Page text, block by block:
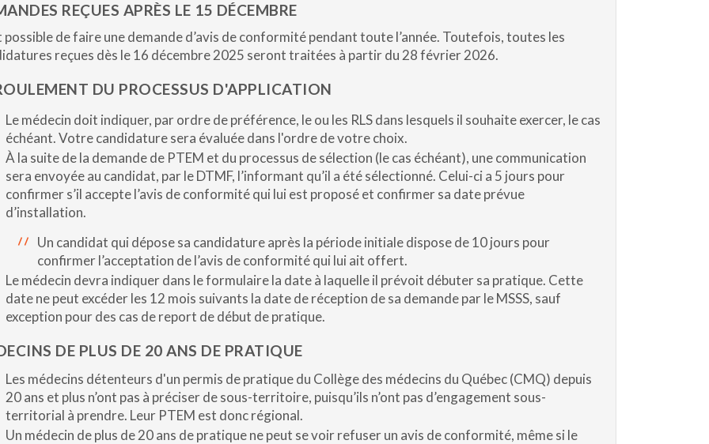
REÇUES APRÈS LE 15 DÉCEMBRE
possible de faire une demande d’avis de conformité pendant toute l’année. Toutefois, toutes les
reçues dès le 16 décembre 2025 seront traitées à partir du 28 février 2026.
DU PROCESSUS D'APPLICATION
Le médecin doit indiquer, par ordre de préférence, le ou les RLS dans lesquels il souhaite exercer, le cas
échéant. Votre candidature sera évaluée dans l'ordre de votre choix.
À la suite de la demande de PTEM et du processus de sélection (le cas échéant), une communication
sera envoyée au candidat, par le DTMF, l’informant qu’il a été sélectionné. Celui-ci a 5 jours pour
confirmer s’il accepte l’avis de conformité qui lui est proposé et confirmer sa date prévue
d’installation.
Un candidat qui dépose sa candidature après la période initiale dispose de 10 jours pour
confirmer l’acceptation de l’avis de conformité qui lui ait offert.
Le médecin devra indiquer dans le formulaire la date à laquelle il prévoit débuter sa pratique. Cette
date ne peut excéder les 12 mois suivants la date de réception de sa demande par le MSSS, sauf
exception pour des cas de report de début de pratique.
DE PLUS DE 20 ANS DE PRATIQUE
Les médecins détenteurs d'un permis de pratique du Collège des médecins du Québec (CMQ) depuis
20 ans et plus n’ont pas à préciser de sous-territoire, puisqu’ils n’ont pas d’engagement sous-
territorial à prendre. Leur PTEM est donc régional.
Un médecin de plus de 20 ans de pratique ne peut se voir refuser un avis de conformité, même si le